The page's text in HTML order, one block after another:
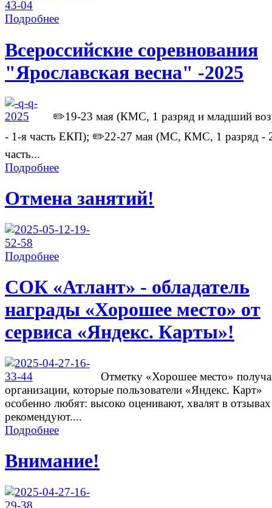
Подробнее
Всероссийские соревнования
"Ярославская весна" -2025
✏️19-23 мая (КМС, 1 разряд и младший
- 1-я часть ЕКП); ✏️22-27 мая (МС, КМС, 1 разряд -
часть...
Подробнее
Отмена занятий!
Подробнее
СОК «Атлант» - обладатель
награды «Хорошее место» от
сервиса «Яндекс. Карты»!
Отметку «Хорошее место»
организации, которые пользователи «Яндекс. Карт»
особенно любят: высоко оценивают, хвалят в
рекомендуют....
Подробнее
Внимание!